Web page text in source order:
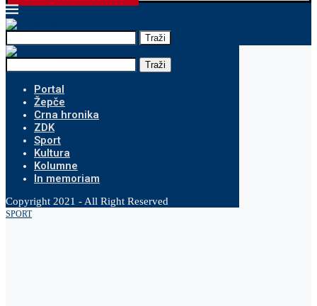
Traži
Traži
Portal
Žepče
Crna hronika
ZDK
Sport
Kultura
Kolumne
In memoriam
Copyright 2021 - All Right Reserved
SPORT